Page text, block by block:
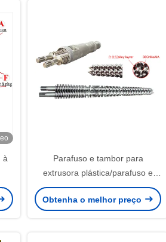
à
Parafuso e tambor para
extrusora plástica/parafuso e
tambor cônicos gêmeos
Obtenha o melhor preço